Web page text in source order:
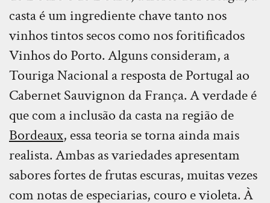
casta é um ingrediente chave tanto nos
vinhos tintos secos como nos foritificados
Vinhos do Porto. Alguns consideram, a
Touriga Nacional a resposta de Portugal ao
Cabernet Sauvignon da França. A verdade é
que com a inclusão da casta na região de
Bordeaux, essa teoria se torna ainda mais
realista. Ambas as variedades apresentam
sabores fortes de frutas escuras, muitas vezes
com notas de especiarias, couro e violeta. À